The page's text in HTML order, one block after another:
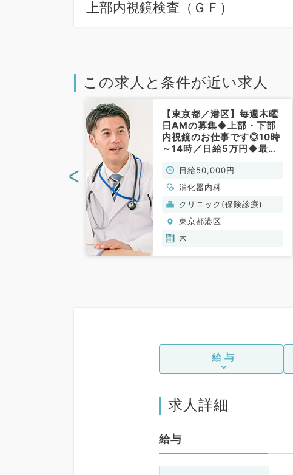
上部内視鏡検査（ＧＦ）
この求人と条件が近い求人
【東京都／港区】毎週木曜
日AMの募集◆上部・下部
内視鏡のお仕事です◎10時
～14時／日給5万円◆最寄
の先生もご相談ください！
（消化器内科／非常勤）
日給50,000円
消化器内科
クリニック(保険診療)
東京都港区
木
<
給与
求人詳細
給与